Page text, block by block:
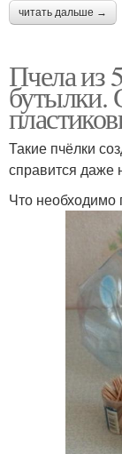
читать дальше →
Пчела из
бутылки.
Такие пчёлки
справится даже
Что необходимо